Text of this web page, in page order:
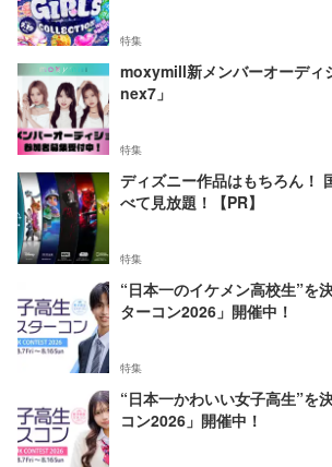
特集
moxymill新メンバーオーディ
nex7」
特集
ディズニー作品はもちろん！
べて見放題！【PR】
特集
“日本一のイケメン高校生”を
ターコン2026」開催中！
特集
“日本一かわいい女子高生”を
コン2026」開催中！